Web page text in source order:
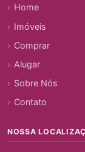
Home
Imóveis
Comprar
Alugar
Sobre Nós
Contato
NOSSA